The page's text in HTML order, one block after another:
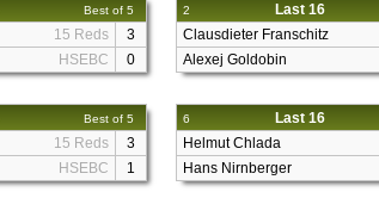
Best of 5
15 Reds
3
HSEBC 0
2 Last 16
Clausdieter Franschitz
Alexej Goldobin
Best of 5
15 Reds
3
HSEBC 1
6 Last 16
Helmut Chlada
Hans Nirnberger